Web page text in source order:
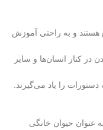
هستند و به راحتی آموزش
در کنار انسان‌ها و سایر
را یاد می‌گیرند.
عنوان حیوان خانگی